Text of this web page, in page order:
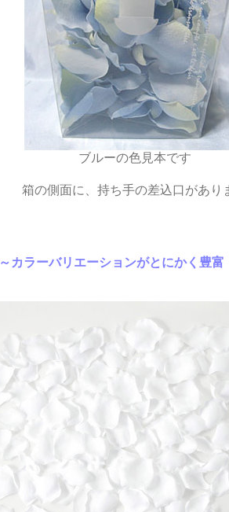
ブルーの色見本です
箱の側面に、持ち手の差込口があり
～カラーバリエーションがとにかく豊